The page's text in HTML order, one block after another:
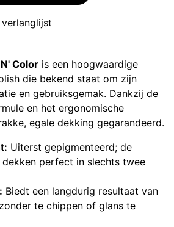
Color is een hoogwaardige
die bekend staat om zijn
en gebruiksgemak. Dankzij de
en het ergonomische
egale dekking gegarandeerd.
Uiterst gepigmenteerd; de
dekken perfect in slechts twee
Biedt een langdurig resultaat van
zonder te chippen of glans te